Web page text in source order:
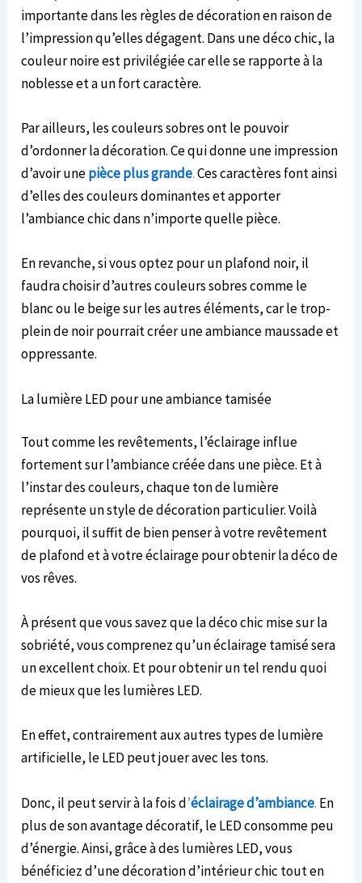
importante dans les règles de décoration en raison de
l’impression qu’elles dégagent. Dans une déco chic, la
couleur noire est privilégiée car elle se rapporte à la
noblesse et a un fort caractère.
Par ailleurs, les couleurs sobres ont le pouvoir
d’ordonner la décoration. Ce qui donne une impression
d’avoir unepièce plusgrande.Ces caractères font ainsi
d’elles des couleurs dominantes et apporter
l’ambiance chic dans n’importe quelle pièce.
En revanche, si vous optez pour un plafond noir, il
faudra choisir d’autres couleurs sobres comme le
blanc ou le beige sur les autres éléments, car le trop-
plein de noir pourrait créer une ambiance maussade et
oppressante.
La lumière LED pour une ambiance tamisée
Tout comme les revêtements, l’éclairage influe
fortement sur l’ambiance créée dans une pièce. Et à
l’instar des couleurs, chaque ton de lumière
représente un style de décoration particulier. Voilà
pourquoi, il suffit de bien penser à votre revêtement
de plafond et à votre éclairage pour obtenir la déco de
vos rêves.
À présent que vous savez que la déco chic mise sur la
sobriété, vous comprenez qu’un éclairage tamisé sera
un excellent choix. Et pour obtenir un tel rendu quoi
de mieux que les lumières LED.
En effet, contrairement aux autres types de lumière
artificielle, le LED peut jouer avec les tons.
Donc, il peut servir à la fois d’éclairage d’ambiance. En
plus de son avantage décoratif, le LED consomme peu
d’énergie. Ainsi, grâce à des lumières LED, vous
bénéficiez d’une décoration d’intérieur chic tout en